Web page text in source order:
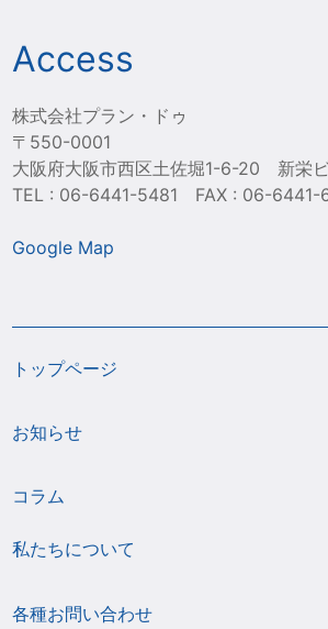
Access
株式会社プラン・ドゥ
〒550-0001
大阪府大阪市西区土佐堀1-6-20 新栄
TEL : 06-6441-5481 FAX : 06-6441-
Google Map
トップページ
お知らせ
コラム
私たちについて
各種お問い合わせ